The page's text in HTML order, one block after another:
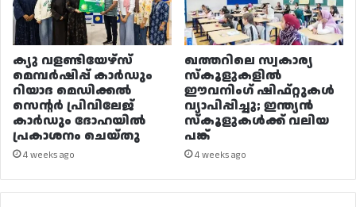
ക്യു വളണ്ടിയേഴ്‌സ്
മെമ്പർഷിപ്പ് കാർഡും
റിയാദ മെഡിക്കൽ
സെന്റർ പ്രിവിലേജ്
കാർഡും ദോഹയിൽ
പ്രകാശനം ചെയ്തു
4 weeks ago
ഖത്തറിലെ സ്വകാര്യ
സ്കൂളുകളിൽ
ഈവനിംഗ് ഷിഫ്റ്റുകൾ
വ്യാപിപ്പിച്ചു; ഇന്ത്യൻ
സ്കൂളുകൾക്ക് വലിയ
പങ്ക്
4 weeks ago